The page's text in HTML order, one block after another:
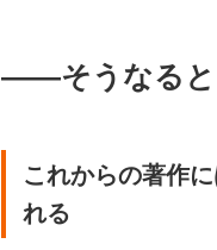
――そうなると
これからの著作
れる